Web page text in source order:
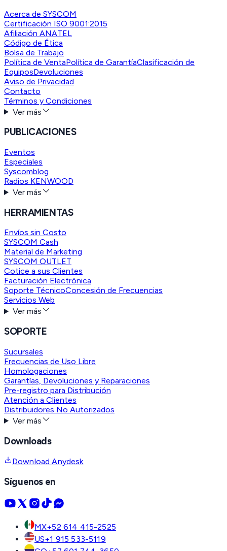
Acerca de SYSCOM
Certificación ISO 9001:2015
Afiliación ANATEL
Código de Ética
Bolsa de Trabajo
Política de VentaPolítica de GarantíaClasificación de
EquiposDevoluciones
Aviso de Privacidad
Contacto
Términos y Condiciones
Ver más
PUBLICACIONES
Eventos
Especiales
Syscomblog
Radios KENWOOD
Ver más
HERRAMIENTAS
Envíos sin Costo
SYSCOM Cash
Material de Marketing
SYSCOM OUTLET
Cotice a sus Clientes
Facturación Electrónica
Soporte TécnicoConcesión de Frecuencias
Servicios Web
Ver más
SOPORTE
Sucursales
Frecuencias de Uso Libre
Homologaciones
Garantías, Devoluciones y Reparaciones
Pre-registro para Distribución
Atención a Clientes
Distribuidores No Autorizados
Ver más
Downloads
Download Anydesk
Síguenos en
MX+52 614 415-2525
US+1 915 533-5119